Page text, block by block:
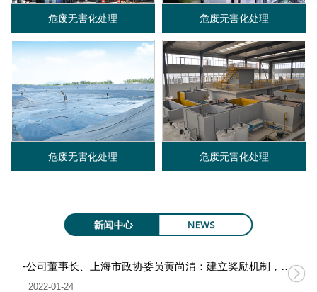
公
司
危废无害化处理 危废无害化处理
危废无害化处理 危废无害化处理
-公司董事长、上海市政协委员黄尚渭：建立奖励机制，促进无废城市建设
2022-01-24